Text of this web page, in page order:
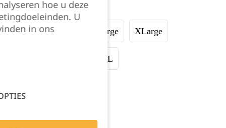
Maat:
Small Medium Large XLarge
4XL
hoe u deze
U
in ons